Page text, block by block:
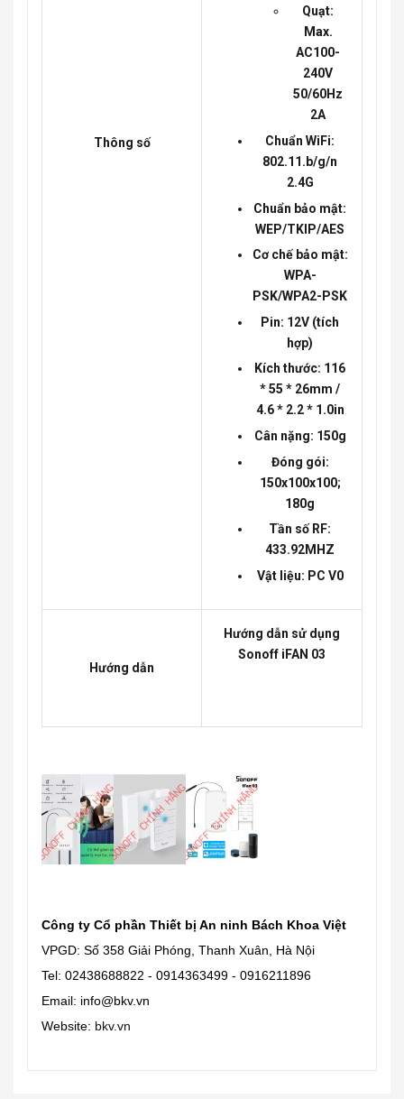
Thông số
Quạt:
Max.
AC100-
240V
50/60Hz
2A
Chuẩn WiFi:
802.11.b/g/n
2.4G
Chuẩn bảo mật:
WEP/TKIP/AES
Cơ chế bảo mật:
WPA-
PSK/WPA2-PSK
Pin: 12V (tích
hợp)
Kích thước: 116
* 55 * 26mm /
4.6 * 2.2 * 1.0in
Cân nặng: 150g
Đóng gói:
150x100x100;
180g
Tần số RF:
433.92MHZ
Vật liệu: PC V0
Hướng dẫn
Hướng dẫn sử dụng
Sonoff iFAN 03
Công ty Cổ phần Thiết bị An ninh Bách Khoa Việt
VPGD: Số 358 Giải Phóng, Thanh Xuân, Hà Nội
Tel: 02438688822 - 0914363499 - 0916211896
Email: info@bkv.vn
Website: bkv.vn